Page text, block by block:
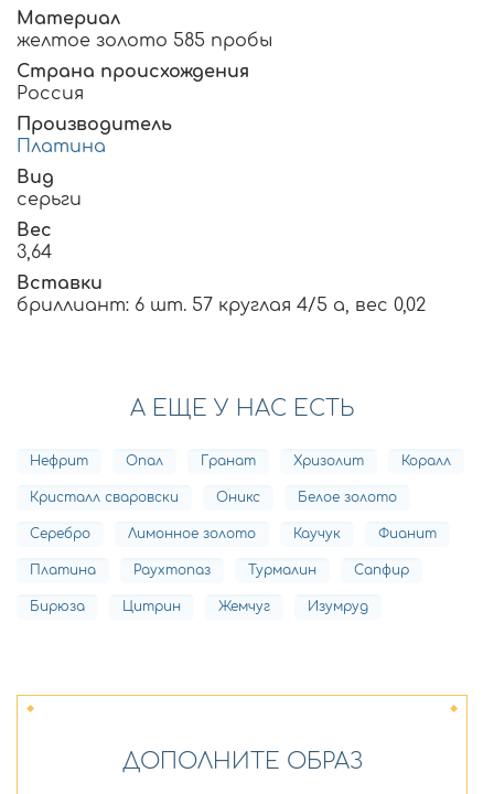
Материал
желтое золото 585 пробы
Страна происхождения
Россия
Производитель
Платина
Вид
серьги
Вес
3,64
Вставки
бриллиант: 6 шт. 57 круглая 4/5 а, вес 0,02
А ЕЩЕ У НАС ЕСТЬ
Нефрит Опал Гранат Хризолит Коралл
Кристалл сваровски Оникс Белое золото
Серебро Лимонное золото Каучук Фианит
Платина Раухтопаз Турмалин Сапфир
Бирюза Цитрин Жемчуг Изумруд
ДОПОЛНИТЕ ОБРАЗ